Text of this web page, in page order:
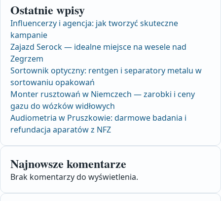
Ostatnie wpisy
Influencerzy i agencja: jak tworzyć skuteczne
kampanie
Zajazd Serock — idealne miejsce na wesele nad
Zegrzem
Sortownik optyczny: rentgen i separatory metalu w
sortowaniu opakowań
Monter rusztowań w Niemczech — zarobki i ceny
gazu do wózków widłowych
Audiometria w Pruszkowie: darmowe badania i
refundacja aparatów z NFZ
Najnowsze komentarze
Brak komentarzy do wyświetlenia.